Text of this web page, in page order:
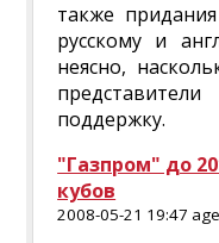
также
русскому и
неясно,
поддержку.
"Газпром" до
кубов
2008-05-21 19:47